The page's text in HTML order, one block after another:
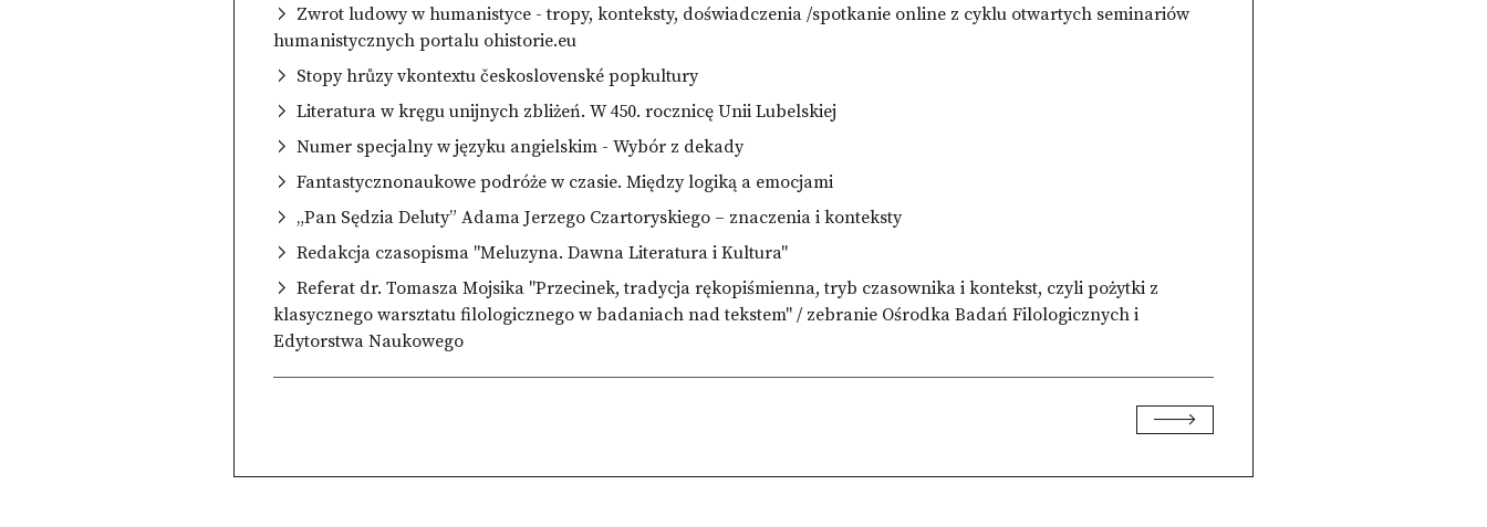
Zwrot ludowy w humanistyce - tropy, konteksty, doświadczenia /spotkanie online z cyklu otwartych seminariów
humanistycznych portalu ohistorie.eu
Stopy hrůzy vkontextu československé popkultury
Literatura w kręgu unijnych zbliżeń. W 450. rocznicę Unii Lubelskiej
Numer specjalny w języku angielskim - Wybór z dekady
Fantastycznonaukowe podróże w czasie. Między logiką a emocjami
„Pan Sędzia Deluty” Adama Jerzego Czartoryskiego – znaczenia i konteksty
Redakcja czasopisma "Meluzyna. Dawna Literatura i Kultura"
Referat dr. Tomasza Mojsika "Przecinek, tradycja rękopiśmienna, tryb czasownika i kontekst, czyli pożytki z
klasycznego warsztatu filologicznego w badaniach nad tekstem" / zebranie Ośrodka Badań Filologicznych i
Edytorstwa Naukowego